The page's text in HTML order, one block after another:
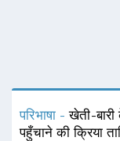
परिभाषा -खेती-
पहुँचाने की क्रिया